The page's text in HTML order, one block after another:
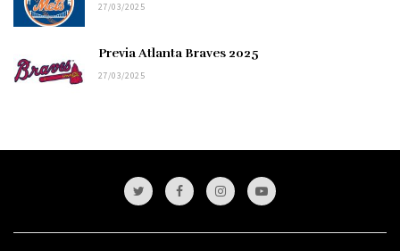
27/03/2025
Previa Atlanta Braves 2025
27/03/2025